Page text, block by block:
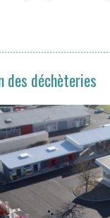
des déchèteries